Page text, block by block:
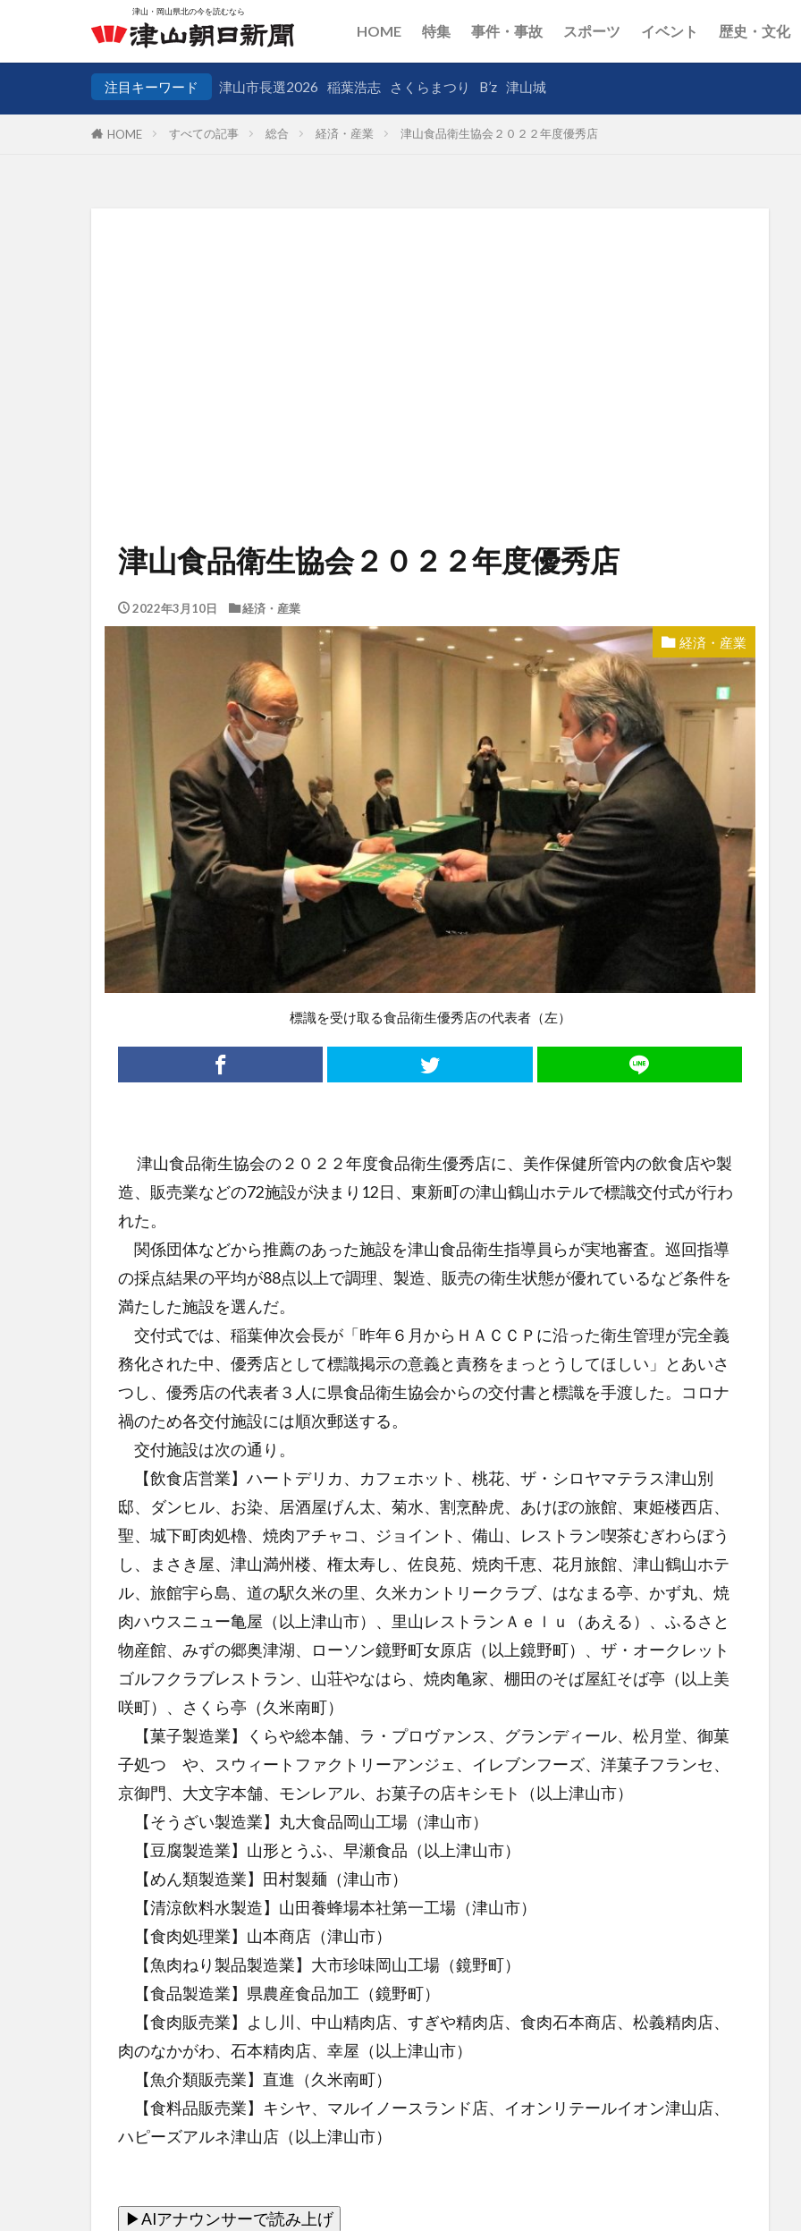
HOME 特集 事件・事故 スポーツ イベント 歴史・文化
注目キーワード 津山市長選2026 稲葉浩志 さくらまつり B’z 津山城
HOME すべての記事 総合 経済・産業 津山食品衛生協会２０２２年度優秀店
津山食品衛生協会２０２２年度優秀店
2022年3月10日 経済・産業
経済・産業
標識を受け取る食品衛生優秀店の代表者（左）
津山食品衛生協会の２０２２年度食品衛生優秀店に、美作保健所管内の飲食店や製
造、販売業などの72施設が決まり12日、東新町の津山鶴山ホテルで標識交付式が行わ
れた。
関係団体などから推薦のあった施設を津山食品衛生指導員らが実地審査。巡回指導
の採点結果の平均が88点以上で調理、製造、販売の衛生状態が優れているなど条件を
満たした施設を選んだ。
交付式では、稲葉伸次会長が「昨年６月からＨＡＣＣＰに沿った衛生管理が完全義
務化された中、優秀店として標識掲示の意義と責務をまっとうしてほしい」とあいさ
つし、優秀店の代表者３人に県食品衛生協会からの交付書と標識を手渡した。コロナ
禍のため各交付施設には順次郵送する。
交付施設は次の通り。
【飲食店営業】ハートデリカ、カフェホット、桃花、ザ・シロヤマテラス津山別
邸、ダンヒル、お染、居酒屋げん太、菊水、割烹酔虎、あけぼの旅館、東姫楼西店、
聖、城下町肉処櫓、焼肉アチャコ、ジョイント、備山、レストラン喫茶むぎわらぼう
し、まさき屋、津山満州楼、権太寿し、佐良苑、焼肉千恵、花月旅館、津山鶴山ホテ
ル、旅館宇ら島、道の駅久米の里、久米カントリークラブ、はなまる亭、かず丸、焼
肉ハウスニュー亀屋（以上津山市）、里山レストランＡｅｌｕ（あえる）、ふるさと
物産館、みずの郷奥津湖、ローソン鏡野町女原店（以上鏡野町）、ザ・オークレット
ゴルフクラブレストラン、山荘やなはら、焼肉亀家、棚田のそば屋紅そば亭（以上美
咲町）、さくら亭（久米南町）
【菓子製造業】くらや総本舗、ラ・プロヴァンス、グランディール、松月堂、御菓
子処つゝや、スウィートファクトリーアンジェ、イレブンフーズ、洋菓子フランセ、
京御門、大文字本舗、モンレアル、お菓子の店キシモト（以上津山市）
【そうざい製造業】丸大食品岡山工場（津山市）
【豆腐製造業】山形とうふ、早瀬食品（以上津山市）
【めん類製造業】田村製麺（津山市）
【清涼飲料水製造】山田養蜂場本社第一工場（津山市）
【食肉処理業】山本商店（津山市）
【魚肉ねり製品製造業】大市珍味岡山工場（鏡野町）
【食品製造業】県農産食品加工（鏡野町）
【食肉販売業】よし川、中山精肉店、すぎや精肉店、食肉石本商店、松義精肉店、
肉のなかがわ、石本精肉店、幸屋（以上津山市）
【魚介類販売業】直進（久米南町）
【食料品販売業】キシヤ、マルイノースランド店、イオンリテールイオン津山店、
ハピーズアルネ津山店（以上津山市）